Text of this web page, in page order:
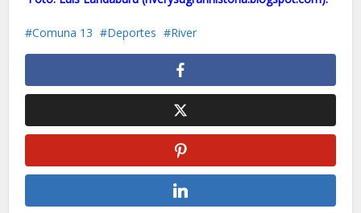
Comuna 13 Deportes River